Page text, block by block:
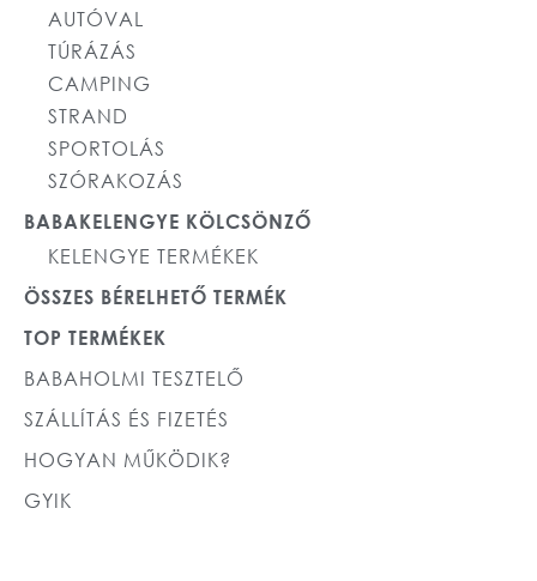
AUTÓVAL
TÚRÁZÁS
CAMPING
STRAND
SPORTOLÁS
SZÓRAKOZÁS
BABAKELENGYE KÖLCSÖNZŐ
KELENGYE TERMÉKEK
ÖSSZES BÉRELHETŐ TERMÉK
TOP TERMÉKEK
BABAHOLMI TESZTELŐ
SZÁLLÍTÁS ÉS FIZETÉS
HOGYAN MŰKÖDIK?
GYIK